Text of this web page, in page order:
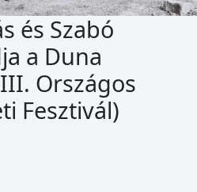
és Szabó
a Duna
Országos
Fesztivál)